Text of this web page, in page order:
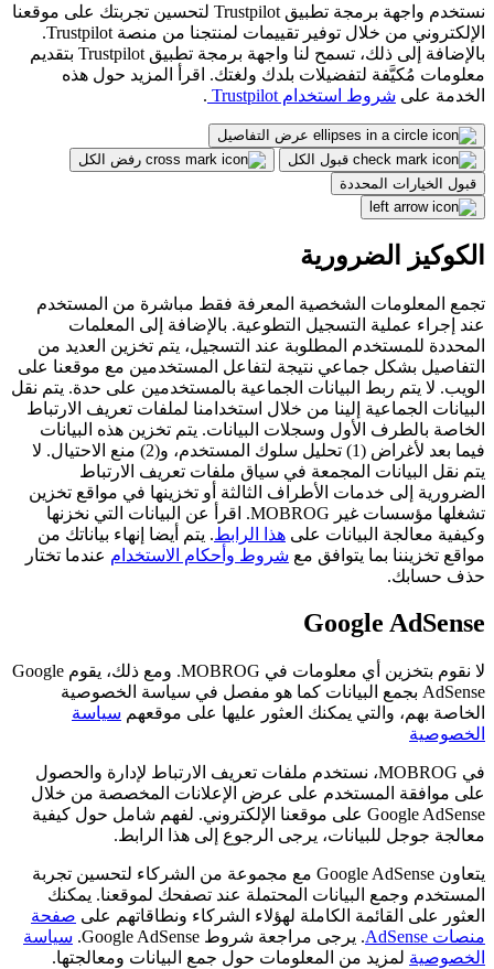
نستخدم واجهة برمجة تطبيق Trustpilot لتحسين تجربتك على موقعنا
الإلكتروني من خلال توفير تقييمات لمنتجنا من منصة Trustpilot.
بالإضافة إلى ذلك، تسمح لنا واجهة برمجة تطبيق Trustpilot بتقديم
معلومات مُكيَّفة لتفضيلات بلدك ولغتك. اقرأ المزيد حول هذه
الخدمة على شروط استخدام Trustpilot .
قبول الكل
رفض الكل
قبول الخيارات المحددة
الكوكيز الضرورية
تجمع المعلومات الشخصية المعرفة فقط مباشرة من المستخدم
عند إجراء عملية التسجيل التطوعية. بالإضافة إلى المعلمات
المحددة للمستخدم المطلوبة عند التسجيل، يتم تخزين العديد من
التفاصيل بشكل جماعي نتيجة لتفاعل المستخدمين مع موقعنا على
الويب. لا يتم ربط البيانات الجماعية بالمستخدمين على حدة. يتم نقل
البيانات الجماعية إلينا من خلال استخدامنا لملفات تعريف الارتباط
الخاصة بالطرف الأول وسجلات البيانات. يتم تخزين هذه البيانات
فيما بعد لأغراض (1) تحليل سلوك المستخدم، و(2) منع الاحتيال. لا
يتم نقل البيانات المجمعة في سياق ملفات تعريف الارتباط
الضرورية إلى خدمات الأطراف الثالثة أو تخزينها في مواقع تخزين
تشغلها مؤسسات غير MOBROG. اقرأ عن البيانات التي نخزنها
وكيفية معالجة البيانات على هذا الرابط. يتم أيضا إنهاء بياناتك من
مواقع تخزيننا بما يتوافق مع شروط وأحكام الاستخدام عندما تختار
حذف حسابك.
Google AdSense
لا نقوم بتخزين أي معلومات في MOBROG. ومع ذلك، يقوم Google
AdSense بجمع البيانات كما هو مفصل في سياسة الخصوصية
الخاصة بهم، والتي يمكنك العثور عليها على موقعهم سياسة
الخصوصية
في MOBROG، نستخدم ملفات تعريف الارتباط لإدارة والحصول
على موافقة المستخدم على عرض الإعلانات المخصصة من خلال
Google AdSense على موقعنا الإلكتروني. لفهم شامل حول كيفية
معالجة جوجل للبيانات، يرجى الرجوع إلى هذا الرابط.
يتعاون Google AdSense مع مجموعة من الشركاء لتحسين تجربة
المستخدم وجمع البيانات المحتملة عند تصفحك لموقعنا. يمكنك
العثور على القائمة الكاملة لهؤلاء الشركاء ونطاقاتهم على صفحة
منصات AdSense
. يرجى مراجعة شروط Google AdSense.
سياسة
الخصوصية لمزيد من المعلومات حول جمع البيانات ومعالجتها.